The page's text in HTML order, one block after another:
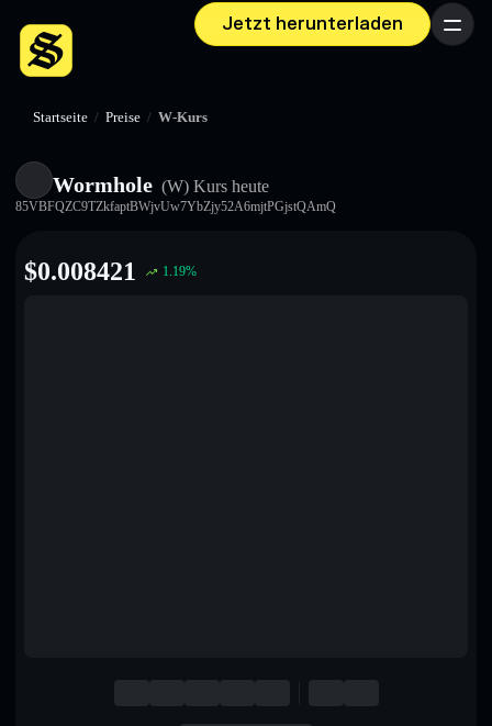
Jetzt herunterladen Menü
Startseite / Preise / W-Kurs
Wormhole (W) Kurs heute
85VBFQZC9TZkfaptBWjvUw7YbZjy52A6mjtPGjstQAmQ
$0.008421 1.19%